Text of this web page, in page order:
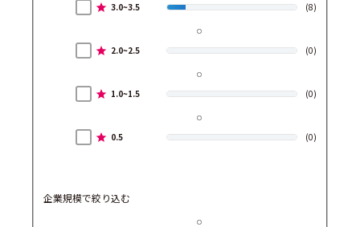
3.0~3.5 (8)
2.0~2.5 (0)
1.0~1.5 (0)
0.5 (0)
企業規模で絞り込む